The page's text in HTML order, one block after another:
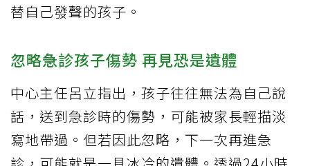
替自己發聲的孩子。
忽略急診孩子傷勢 再見恐是遺體
中心主任呂立指出，孩子往往無法為自己說
話，送到急診時的傷勢，可能被家長輕描淡
寫地帶過。但若因此忽略，下一次再進急